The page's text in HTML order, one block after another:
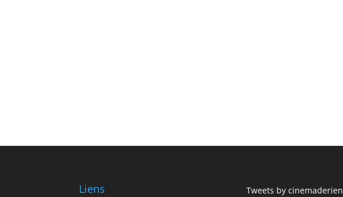
Liens Tweets by cinemaderien